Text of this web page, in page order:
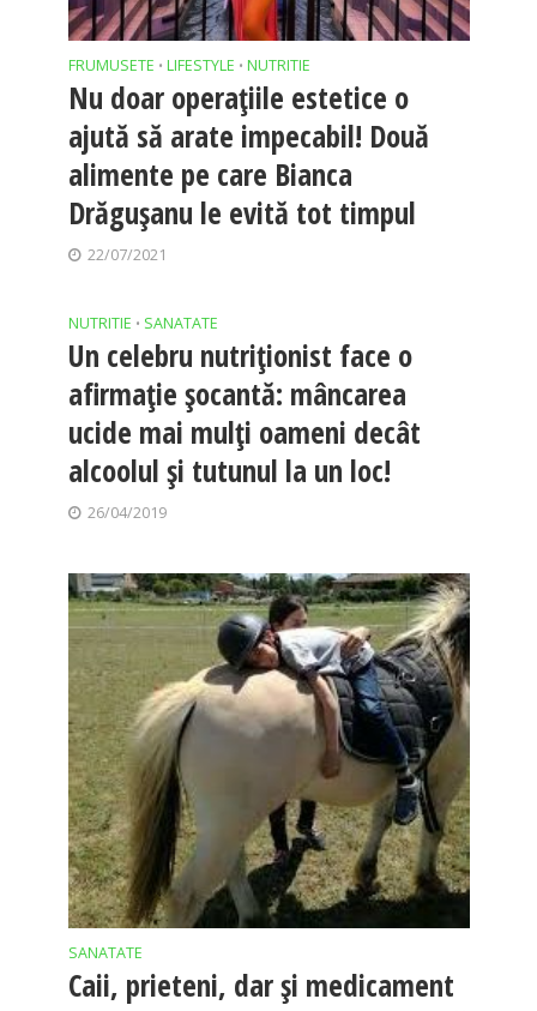
FRUMUSETE • LIFESTYLE • NUTRITIE
Nu doar operațiile estetice o
ajută să arate impecabil! Două
alimente pe care Bianca
Drăgușanu le evită tot timpul
22/07/2021
NUTRITIE • SANATATE
Un celebru nutriționist face o
afirmație șocantă: mâncarea
ucide mai mulți oameni decât
alcoolul și tutunul la un loc!
26/04/2019
SANATATE
Caii, prieteni, dar și medicament